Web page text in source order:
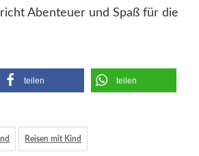
Abenteuer und Spaß für die
teilen teilen
Reisen mit Kind